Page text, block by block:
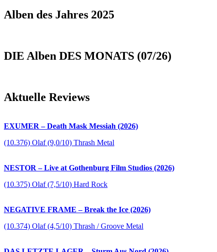
Alben des Jahres 2025
DIE Alben DES MONATS (07/26)
Aktuelle Reviews
EXUMER – Death Mask Messiah (2026)
(10.376) Olaf (9,0/10) Thrash Metal
NESTOR – Live at Gothenburg Film Studios (2026)
(10.375) Olaf (7,5/10) Hard Rock
NEGATIVE FRAME – Break the Ice (2026)
(10.374) Olaf (4,5/10) Thrash / Groove Metal